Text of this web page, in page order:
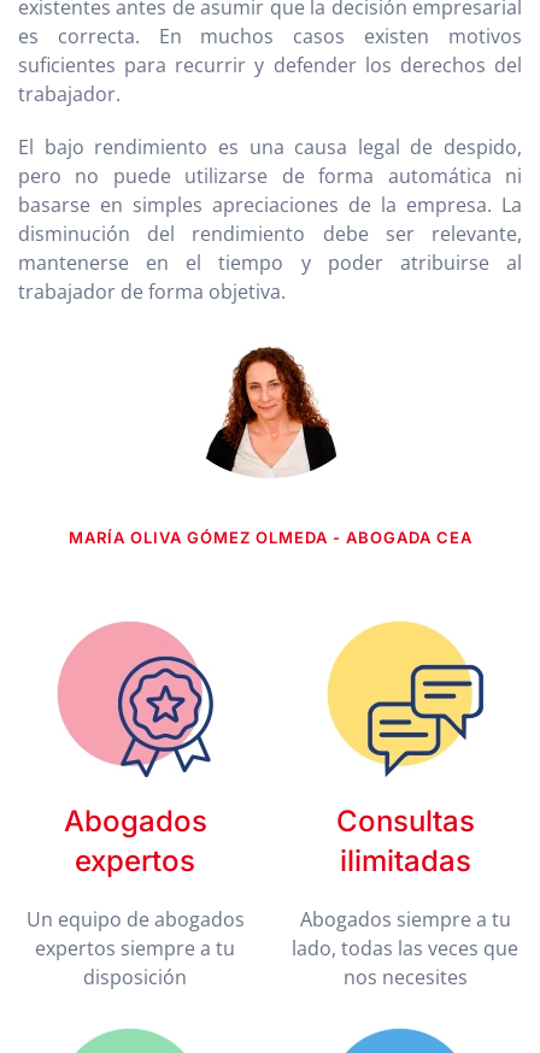
existentes antes de asumir que la decisión empresarial
es correcta. En muchos casos existen motivos
suficientes para recurrir y defender los derechos del
trabajador.
El bajo rendimiento es una causa legal de despido,
pero no puede utilizarse de forma automática ni
basarse en simples apreciaciones de la empresa. La
disminución del rendimiento debe ser relevante,
mantenerse en el tiempo y poder atribuirse al
trabajador de forma objetiva.
MARÍA OLIVA GÓMEZ OLMEDA - ABOGADA CEA
Abogados
expertos
Un equipo de abogados
expertos siempre a tu
disposición
Consultas
ilimitadas
Abogados siempre a tu
lado, todas las veces que
nos necesites